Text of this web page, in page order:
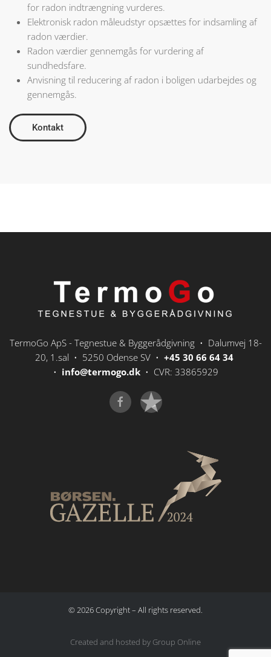
for radon indtrængning vurderes.
Elektronisk radon måleudstyr opsættes for indsamling af
radon værdier.
Radon værdier gennemgås for vurdering af
sundhedsfare.
Anvisning til reducering af radon i boligen udarbejdes og
gennemgås.
Kontakt
TermoGo ApS - Tegnestue & Byggerådgivning • Dalumvej 18-
20, 1.sal • 5250 Odense SV • +45 30 66 64 34
• info@termogo.dk • CVR: 33865929
©2026Copyright – All rights reserved.
Created and hosted by Group Online